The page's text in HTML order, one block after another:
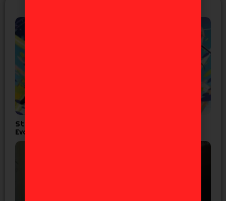
Studio Khara lanza corto por los 30 años de
Evangelion